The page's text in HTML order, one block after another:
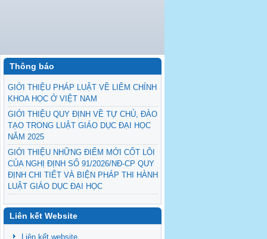
Thông báo
GIỚI THIỆU PHÁP LUẬT VỀ LIÊM CHÍNH
KHOA HỌC Ở VIỆT NAM
GIỚI THIỆU QUY ĐỊNH VỀ TỰ CHỦ, ĐÀO
TẠO TRONG LUẬT GIÁO DỤC ĐẠI HỌC
NĂM 2025
GIỚI THIỆU NHỮNG ĐIỂM MỚI CỐT LÕI
CỦA NGHỊ ĐỊNH SỐ 91/2026/NĐ-CP QUY
ĐỊNH CHI TIẾT VÀ BIỆN PHÁP THI HÀNH
LUẬT GIÁO DỤC ĐẠI HỌC
GIỚI THIỆU THÔNG TƯ QUY ĐỊNH VỀ
QUY TẮC ỨNG XỬ CỦA NHÀ GIÁO
Liên kết Website
Liên kết website